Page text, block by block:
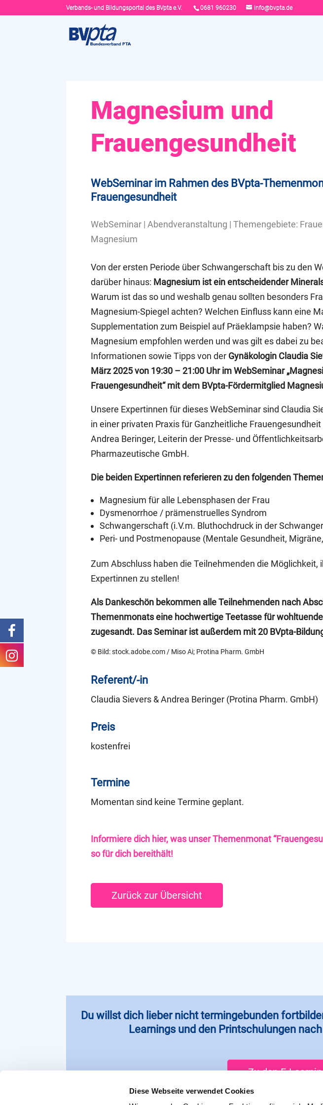
Diese Webseite verwendet Cookies
Verbands- und Bildungsportal des BVpta e.V. 0681 960230 info@bvpta.de
Magnesium und
Frauengesundheit
WebSeminar im Rahmen des BVpta-
Frauengesundheit
WebSeminar | Abendveranstaltung | Themengebiete:
Magnesium
Von der ersten Periode über Schwangerschaft bis zu den
darüber hinaus: Magnesium ist ein entscheidender
Warum ist das so und weshalb genau sollten besonders
Magnesium-Spiegel achten? Welchen Einfluss kann eine
Supplementation zum Beispiel auf Präeklampsie haben?
Magnesium empfohlen werden und was gilt es dabei zu
Informationen sowie Tipps von der Gynäkologin Claudia
März 2025 von 19:30 – 21:00 Uhr im WebSeminar
Frauengesundheit“ mit dem BVpta-Fördermitglied
Unsere Expertinnen für dieses WebSeminar sind Claudia
in einer privaten Praxis für Ganzheitliche
Andrea Beringer, Leiterin der Presse- und
Pharmazeutische GmbH.
Die beiden Expertinnen referierenzu den folgenden
Magnesium für alle Lebensphasen der Frau
Dysmenorrhoe / prämenstruelles Syndrom
Schwangerschaft (i.V.m. Bluthochdruck in der
Peri- und Postmenopause (Mentale Gesundheit,
Zum Abschluss haben die Teilnehmenden die Möglichkeit,
Expertinnen zu stellen!
Als Dankeschön bekommen alle Teilnehmenden nach
Themenmonats eine hochwertige Teetasse für
zugesandt. Das Seminar ist außerdem mit 20 BVpta-
© Bild: stock.adobe.com / Miso Ai; Protina Pharm. GmbH
Referent/-in
Claudia Sievers & Andrea Beringer (Protina Pharm. GmbH)
Preis
kostenfrei
Termine
Momentan sind keine Termine geplant.
Informiere dich hier, was unser Themenmonat
so für dich bereithält!
Zurück zur Übersicht
Du willst dich lieber nicht termingebunden
Learnings und den Printschulungen
Zu den E-